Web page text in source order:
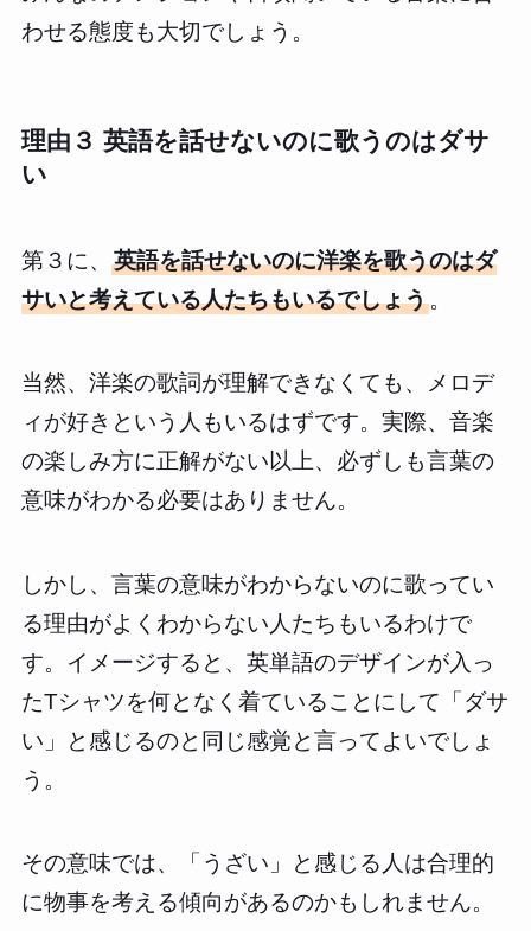
わせる態度も大切でしょう。
理由３ 英語を話せないのに歌うのはダサ
い
第３に、 英語を話せないのに洋楽を歌うのはダ
サいと考えている人たちもいるでしょう。
当然、洋楽の歌詞が理解できなくても、メロデ
ィが好きという人もいるはずです。実際、音楽
の楽しみ方に正解がない以上、必ずしも言葉の
意味がわかる必要はありません。
しかし、言葉の意味がわからないのに歌ってい
る理由がよくわからない人たちもいるわけで
す。イメージすると、英単語のデザインが入っ
たTシャツを何となく着ていることにして「ダサ
い」と感じるのと同じ感覚と言ってよいでしょ
う。
その意味では、「うざい」と感じる人は合理的
に物事を考える傾向があるのかもしれません。